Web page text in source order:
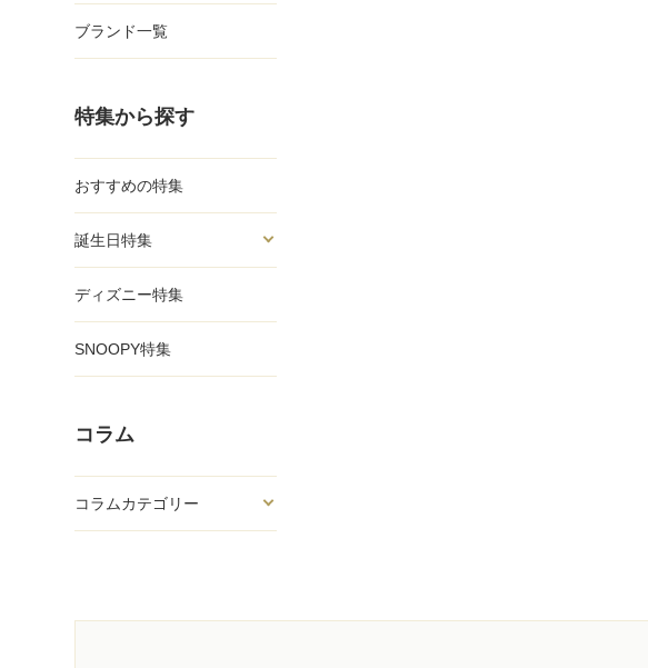
ブランド一覧
特集から探す
おすすめの特集
誕生日特集
ディズニー特集
SNOOPY特集
コラム
コラムカテゴリー